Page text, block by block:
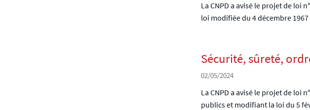
La CNPD a avisé le projet de loi
loi modifiée du 4 décembre
Sécurité, sûreté,
02/05/2024
La CNPD a avisé le projet de loi
publics et modifiant la loi du 5